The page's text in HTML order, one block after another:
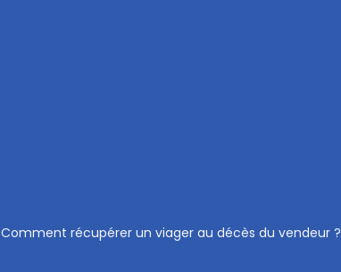
Comment récupérer un viager au décès du vendeur ?